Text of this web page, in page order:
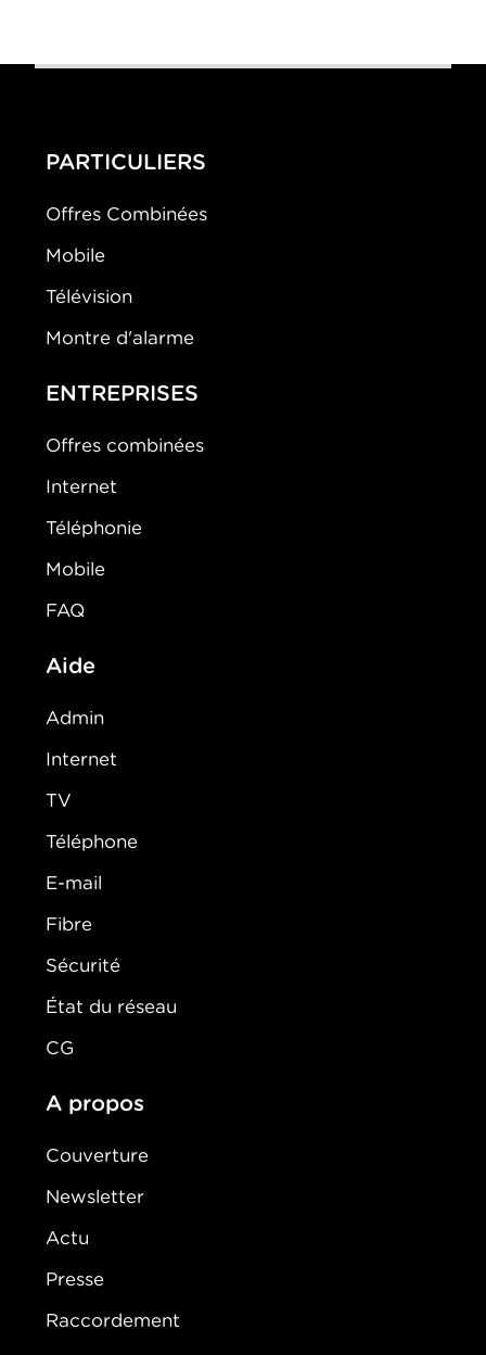
PARTICULIERS
Offres Combinées
Mobile
Télévision
Montre d'alarme
ENTREPRISES
Offres combinées
Internet
Téléphonie
Mobile
FAQ
Aide
Admin
Internet
TV
Téléphone
E-mail
Fibre
Sécurité
État du réseau
CG
A propos
Couverture
Newsletter
Actu
Presse
Raccordement